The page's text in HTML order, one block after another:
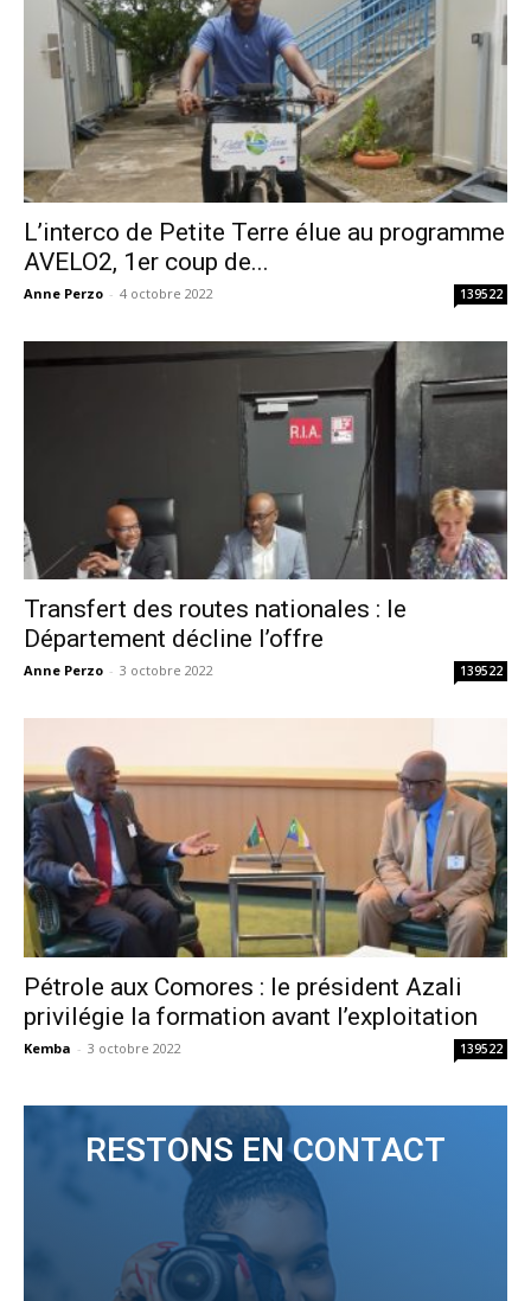
L’interco de Petite Terre élue au programme
AVELO2, 1er coup de...
Anne Perzo - 4 octobre 2022 139522
Transfert des routes nationales : le
Département décline l’offre
Anne Perzo - 3 octobre 2022 139522
Pétrole aux Comores : le président Azali
privilégie la formation avant l’exploitation
Kemba - 3 octobre 2022 139522
RESTONS EN CONTACT